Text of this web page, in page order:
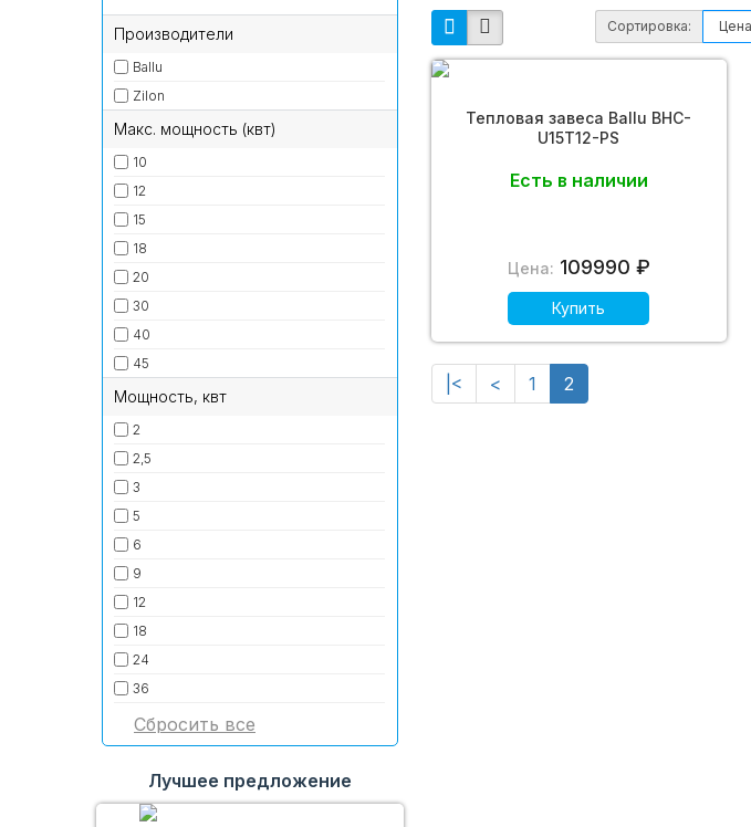
Производители
Ballu
Zilon
Макс. мощность (квт)
10
12
15
18
20
30
40
45
Мощность, квт
2
2,5
3
5
6
9
12
18
24
36
Лучшее предложение
Сортировка:
Тепловая завеса Ballu BHC-
U15T12-PS
Есть в наличии
Цена: 109990 ₽
Купить
|< < 1 2